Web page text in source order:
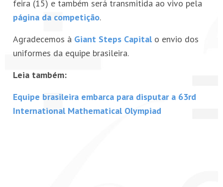
feira (15) e também será transmitida ao vivo pela
página da competição.
Agradecemos à Giant Steps Capitalo envio dos
uniformes da equipe brasileira.
Leia também:
Equipe brasileira embarca para disputar a 63rd
International Mathematical Olympiad